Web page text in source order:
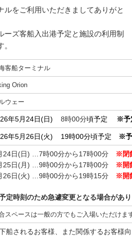
ルをご利用いただきましてありがと
ーズ客船入出港予定と施設の利用制
客船ターミナル
Orion
ウェー
年5月24日(日) 8時00分頃予定 ※予
年5月26日(火) 19時00分頃予定 ※予
24日(日) …7時00分から17時00分
※閉
25日(月) …9時00分から17時00分
※開
26日(火) …9時00分から19時15分
※開
定時刻のため急遽変更となる場合があ
スペースは一般の方でもご入場いただけま
船されるお客様、また関係するお客様